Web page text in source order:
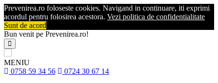
Prevenirea.ro foloseste cookies. Navigand in continuare, iti exprimi
acordul pentru folosirea acestora. Vezi politica de confidentialitate
Sunt de acord
Bun venit pe Prevenirea.ro!
MENIU
0758 59 34 56
0724 30 67 14